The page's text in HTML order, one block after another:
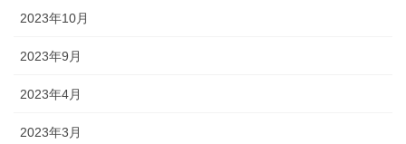
2023年10月
2023年9月
2023年4月
2023年3月